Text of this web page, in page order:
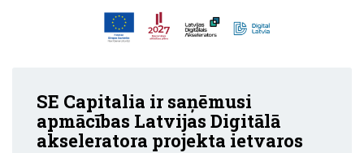
SE Capitalia ir saņēmusi
apmācības Latvijas Digitālā
akseleratora projekta ietvaros